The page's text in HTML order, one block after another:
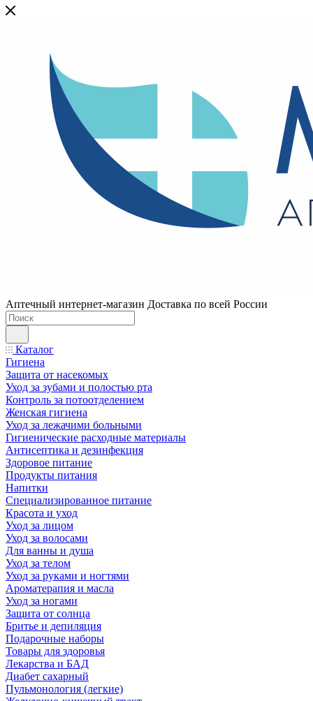
Аптечный интернет-магазин Доставка по всей России
Каталог
Гигиена
Защита от насекомых
Уход за зубами и полостью рта
Контроль за потоотделением
Женская гигиена
Уход за лежачими больными
Гигиенические расходные материалы
Антисептика и дезинфекция
Здоровое питание
Продукты питания
Напитки
Специализированное питание
Красота и уход
Уход за лицом
Уход за волосами
Для ванны и душа
Уход за телом
Уход за руками и ногтями
Ароматерапия и масла
Уход за ногами
Защита от солнца
Бритье и депиляция
Подарочные наборы
Товары для здоровья
Лекарства и БАД
Диабет сахарный
Пульмонология (легкие)